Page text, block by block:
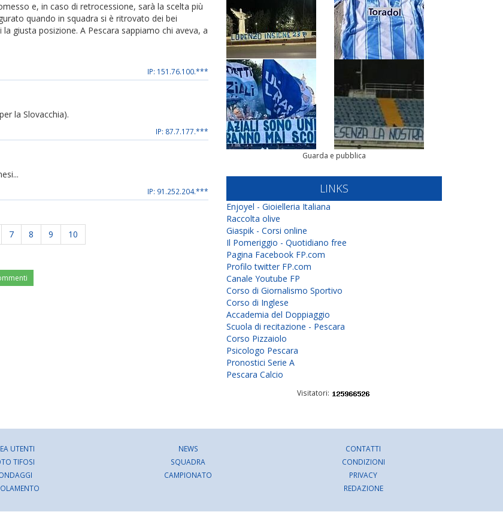
e, in caso di retrocessione, sarà la scelta più
quando in squadra si è ritrovato dei bei
giusta posizione. A Pescara sappiamo chi aveva, a
IP: 151.76.100.***
la Slovacchia).
IP: 87.7.177.***
IP: 91.252.204.***
7 8 9 10
Guarda e pubblica
LINKS
Enjoyel - Gioielleria Italiana
Raccolta olive
Giaspik - Corsi online
Il Pomeriggio - Quotidiano free
Pagina Facebook FP.com
Profilo twitter FP.com
Canale Youtube FP
Corso di Giornalismo Sportivo
Corso di Inglese
Accademia del Doppiaggio
Scuola di recitazione - Pescara
Corso Pizzaiolo
Psicologo Pescara
Pronostici Serie A
Pescara Calcio
Visitatori:
UTENTI
TIFOSI
NEWS
SQUADRA
CAMPIONATO
CONTATTI
CONDIZIONI
PRIVACY
REDAZIONE